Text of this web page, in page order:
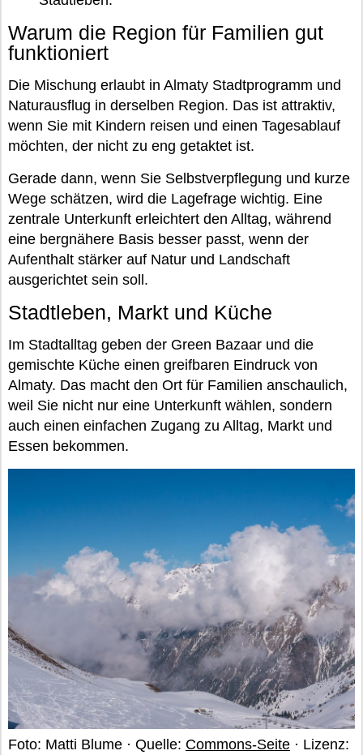
Warum die Region für Familien gut
funktioniert
Die Mischung erlaubt in Almaty Stadtprogramm und
Naturausflug in derselben Region. Das ist attraktiv,
wenn Sie mit Kindern reisen und einen Tagesablauf
möchten, der nicht zu eng getaktet ist.
Gerade dann, wenn Sie Selbstverpflegung und kurze
Wege schätzen, wird die Lagefrage wichtig. Eine
zentrale Unterkunft erleichtert den Alltag, während
eine bergnähere Basis besser passt, wenn der
Aufenthalt stärker auf Natur und Landschaft
ausgerichtet sein soll.
Stadtleben, Markt und Küche
Im Stadtalltag geben der Green Bazaar und die
gemischte Küche einen greifbaren Eindruck von
Almaty. Das macht den Ort für Familien anschaulich,
weil Sie nicht nur eine Unterkunft wählen, sondern
auch einen einfachen Zugang zu Alltag, Markt und
Essen bekommen.
Foto: Matti Blume · Quelle: Commons-Seite · Lizenz: